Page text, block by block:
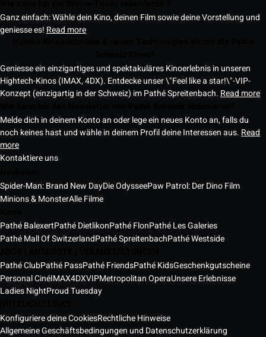
Ganz einfach: Wähle dein Kino, deinen Film sowie deine Vorstellung und
geniesse es! Read more
Geniesse ein einzigartiges und spektakuläres Kinoerlebnis in unseren
Hightech-Kinos (IMAX, 4DX). Entdecke unser \"Feel like a star!\"-VIP-
Konzept (einzigartig in der Schweiz) im Pathé Spreitenbach. Read more
Melde dich in deinem Konto an oder lege ein neues Konto an, falls du
noch keines hast und wähle in deinem Profil deine Interessen aus. Read
more
Kontaktiere uns
Spider-Man: Brand New DayDie OdysseePaw Patrol: Der Dino Film
Minions & MonsterAlle Filme
Pathé BalexertPathé DietlikonPathé FlonPathé Les Galeries
Pathé Mall Of SwitzerlandPathé SpreitenbachPathé Westside
Pathé ClubPathé PassPathé FriendsPathé KidsGeschenkgutscheine
Personal CinéIMAX4DXVIPMetropolitan OperaUnsere Erlebnisse
Ladies NightProud Tuesday
Konfiguriere deine CookiesRechtliche Hinweise
Allgemeine Geschäftsbedingungen und Datenschutzerklärung